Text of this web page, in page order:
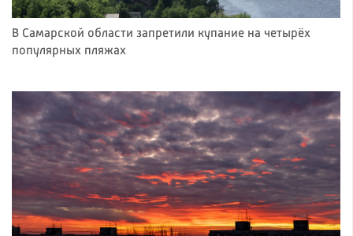
В Самарской области запретили купание на четырёх
популярных пляжах